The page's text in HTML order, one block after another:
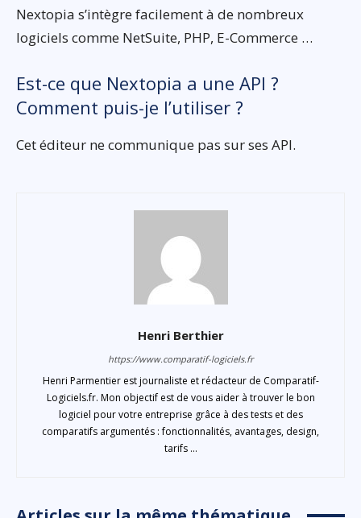
Nextopia s’intègre facilement à de nombreux
logiciels comme NetSuite, PHP, E-Commerce …
Est-ce que Nextopia a une API ?
Comment puis-je l’utiliser ?
Cet éditeur ne communique pas sur ses API.
Henri Berthier
https://www.comparatif-logiciels.fr
Henri Parmentier est journaliste et rédacteur de Comparatif-
Logiciels.fr. Mon objectif est de vous aider à trouver le bon
logiciel pour votre entreprise grâce à des tests et des
comparatifs argumentés : fonctionnalités, avantages, design,
tarifs ...